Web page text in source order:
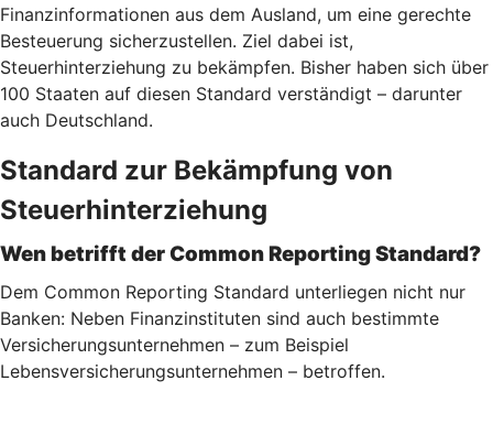
Finanzinformationen aus dem Ausland, um eine gerechte
Besteuerung sicherzustellen. Ziel dabei ist,
Steuerhinterziehung zu bekämpfen. Bisher haben sich über
100 Staaten auf diesen Standard verständigt – darunter
auch Deutschland.
Standard zur Bekämpfung von
Steuerhinterziehung
Wen betrifft der Common Reporting Standard?
Dem Common Reporting Standard unterliegen nicht nur
Banken: Neben Finanzinstituten sind auch bestimmte
Versicherungsunternehmen – zum Beispiel
Lebensversicherungs­unternehmen – betroffen.